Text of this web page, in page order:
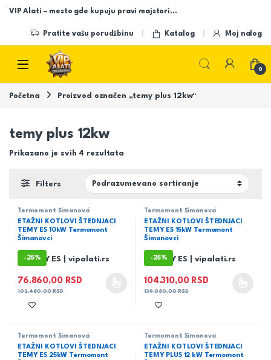
Skip to navigation
Skip to content
VIP Alati – mesto gde kupuju pravi majstori…
Pratite vašu porudžbinu Katalog Moj nalog
Open
0
Početna Proizvod označen „temy plus 12kw“
temy plus 12kw
Prikazano je svih 4 rezultata
Filters
Termomont Šimanovci
ETAŽNI KOTLOVI ŠTEDNJACI
TEMY ES 10kW Termomont
Šimanovci
-25%
76.860,00 RSD
102.480,00RSD
Ovaj proizvod ima više varijanti. Opcije mogu biti izabrane na
Termomont Šimanovci
ETAŽNI KOTLOVI ŠTEDNJACI
TEMY ES 15kW Termomont
Šimanovci
-25%
104.310,00 RSD
139.080,00RSD
Ovaj proizvod ima više
Termomont Šimanovci
ETAŽNI KOTLOVI ŠTEDNJACI
TEMY ES 25kW Termomont
Termomont Šimanovci
ETAŽNI KOTLOVI ŠTEDNJACI
TEMY PLUS 12 kW Termomont